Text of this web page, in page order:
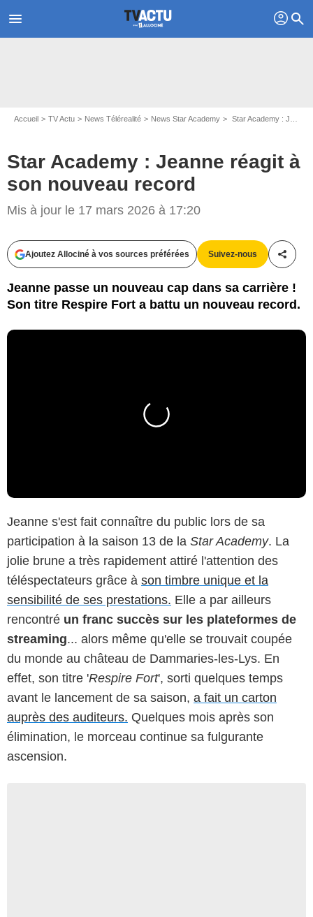
menu profil search
Accueil TV Actu News Télérealité News Star Academy Star Academy : Jeanne réagit à son nouveau record
Star Academy : Jeanne réagit à
son nouveau record
Mis à jour le 17 mars 2026 à 17:20
Ajoutez Allociné à vos sources préférées Suivez-nous
Jeanne passe un nouveau cap dans sa carrière !
Son titre Respire Fort a battu un nouveau record.
Jeanne s'est fait connaître du public lors de sa
participation à la saison 13 de la Star Academy. La
jolie brune a très rapidement attiré l'attention des
téléspectateurs grâce à son timbre unique et la
sensibilité de ses prestations. Elle a par ailleurs
rencontré un franc succès sur les plateformes de
streaming... alors même qu'elle se trouvait coupée
du monde au château de Dammaries-les-Lys. En
effet, son titre 'Respire Fort', sorti quelques temps
avant le lancement de sa saison, a fait un carton
auprès des auditeurs. Quelques mois après son
élimination, le morceau continue sa fulgurante
ascension.